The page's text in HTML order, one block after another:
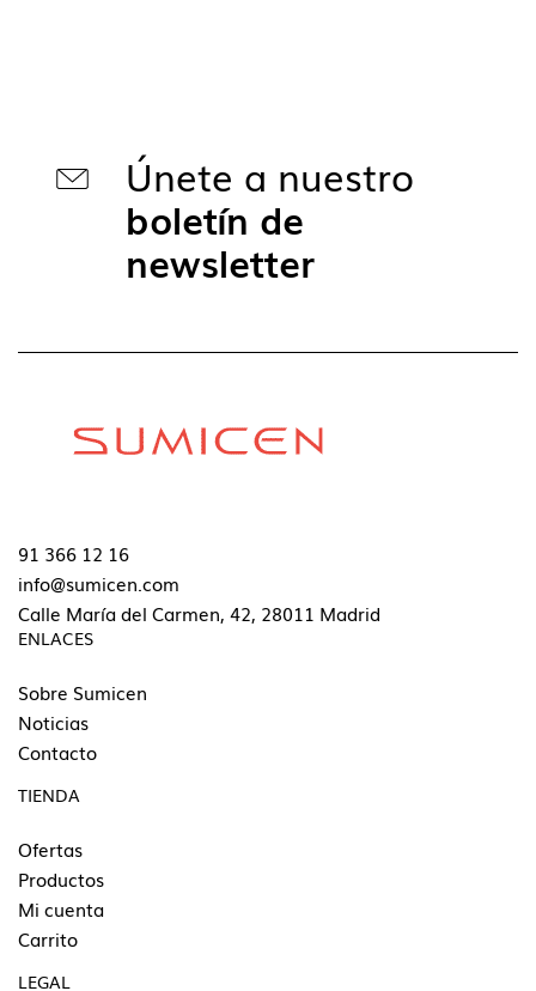
Únete a nuestro
boletín de
newsletter
91 366 12 16
info@sumicen.com
Calle María del Carmen, 42, 28011 Madrid
ENLACES
Sobre Sumicen
Noticias
Contacto
TIENDA
Ofertas
Productos
Mi cuenta
Carrito
LEGAL